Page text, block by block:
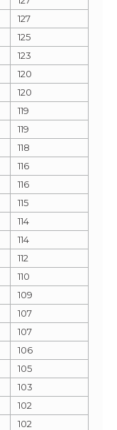
127
125
123
120
120
119
119
118
116
116
115
114
114
112
110
109
107
107
106
105
103
102
102